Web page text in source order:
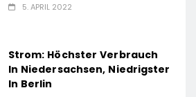
5. APRIL 2022
Strom: Höchster Verbrauch
In Niedersachsen, Niedrigster
In Berlin